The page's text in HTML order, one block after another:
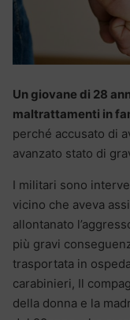
Un giovane di 28
maltrattamenti in
perché accusato di
avanzato stato di
I militari sono
vicino che aveva
allontanato
più gravi
trasportata in
carabinieri, Il
della donna e la